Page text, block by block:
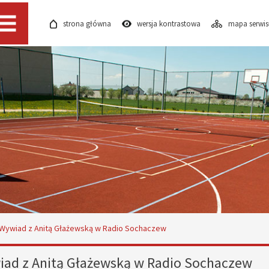
Menu strona główna wersja kontrastowa mapa
z Anitą Głażewską w Radio Sochaczew
z Anitą Głażewską w Radio Sochaczew